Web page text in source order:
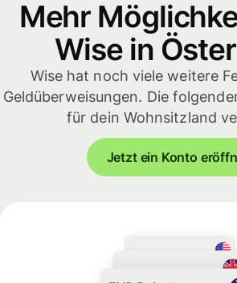
Mehr
Wise in
Wise hat noch viele weitere
Geldüberweisungen. Die
für dein Wohnsitzland
Jetzt ein Konto